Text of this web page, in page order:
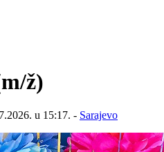
ž)
u 15:17. - Sarajevo